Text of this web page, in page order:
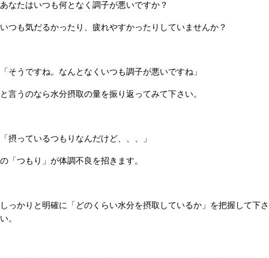
あなたはいつも何となく調子が悪いですか？
いつも気だるかったり、疲れやすかったりしていませんか？
「そうですね。なんとなくいつも調子が悪いですね」
と言うのなら水分摂取の量を振り返ってみて下さい。
「摂っているつもりなんだけど、、、」
の「つもり」が体調不良を招きます。
しっかりと明確に「どのくらい水分を摂取しているか」を把握して下さ
い。